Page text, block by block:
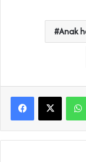
Anak